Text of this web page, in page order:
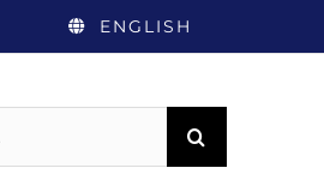
ENGLISH